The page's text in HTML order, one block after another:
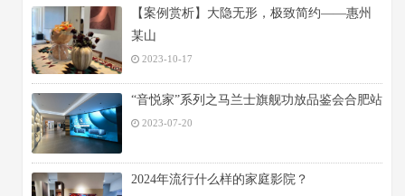
【案例赏析】大隐无形，极致简约——惠州
某山
2023-10-17
“音悦家”系列之马兰士旗舰功放品鉴会合肥站
2023-07-20
2024年流行什么样的家庭影院？